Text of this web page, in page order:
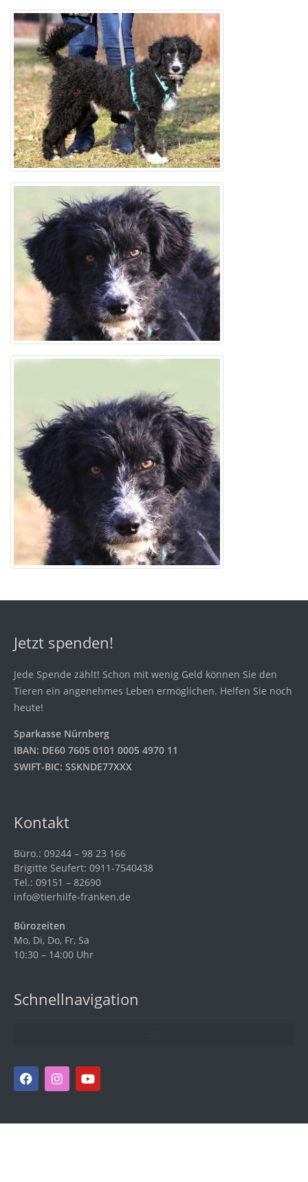
Jetzt spenden!
Jede Spende zählt! Schon mit wenig Geld können Sie den
Tieren ein angenehmes Leben ermöglichen. Helfen Sie noch
heute!
Sparkasse Nürnberg
IBAN: DE60 7605 0101 0005 4970 11
SWIFT-BIC: SSKNDE77XXX
Kontakt
Büro.: 09244 – 98 23 166
Brigitte Seufert: 0911-7540438
Tel.: 09151 – 82690
info@tierhilfe-franken.de
Bürozeiten
Mo, Di, Do, Fr, Sa
10:30 – 14:00 Uhr
Schnellnavigation